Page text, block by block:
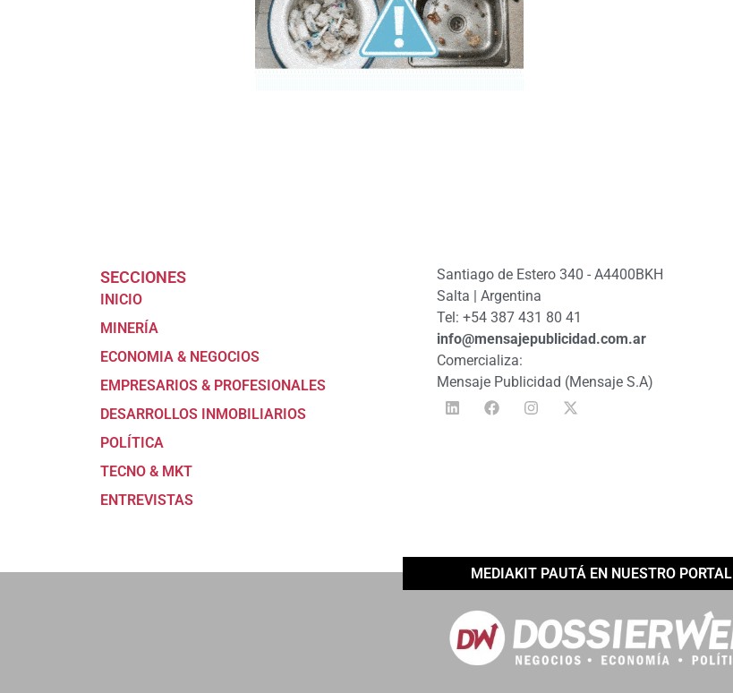
SECCIONES
INICIO
MINERÍA
ECONOMIA & NEGOCIOS
EMPRESARIOS & PROFESIONALES
DESARROLLOS INMOBILIARIOS
POLÍTICA
TECNO & MKT
ENTREVISTAS
Santiago de Estero 340 - A4400BKH
Salta | Argentina
Tel: +54 387 431 80 41
info@mensajepublicidad.com.ar
Comercializa:
Mensaje Publicidad (Mensaje S.A)
MEDIAKIT PAUTÁ EN NUESTRO PORTAL